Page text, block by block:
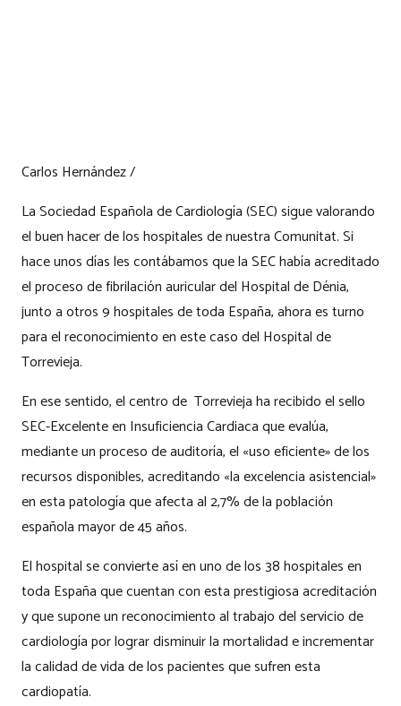
Carlos Hernández /
La Sociedad Española de Cardiología (SEC) sigue valorando
el buen hacer de los hospitales de nuestra Comunitat. Si
hace unos días les contábamos que la SEC había acreditado
el proceso de fibrilación auricular del Hospital de Dénia,
junto a otros 9 hospitales de toda España, ahora es turno
para el reconocimiento en este caso del Hospital de
Torrevieja.
En ese sentido, el centro de Torrevieja ha recibido el sello
SEC-Excelente en Insuficiencia Cardiaca que evalúa,
mediante un proceso de auditoría, el «uso eficiente» de los
recursos disponibles, acreditando «la excelencia asistencial»
en esta patología que afecta al 2,7% de la población
española mayor de 45 años.
El hospital se convierte así en uno de los 38 hospitales en
toda España que cuentan con esta prestigiosa acreditación
y que supone un reconocimiento al trabajo del servicio de
cardiología por lograr disminuir la mortalidad e incrementar
la calidad de vida de los pacientes que sufren esta
cardiopatía.